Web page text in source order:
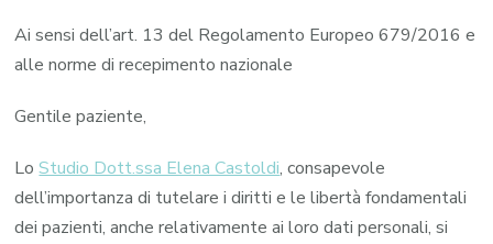
Ai sensi dell’art. 13 del Regolamento Europeo 679/2016 e
alle norme di recepimento nazionale
Gentile paziente,
LoStudio Dott.ssa Elena Castoldi, consapevole
dell’importanza di tutelare i diritti e le libertà fondamentali
dei pazienti, anche relativamente ai loro dati personali, si